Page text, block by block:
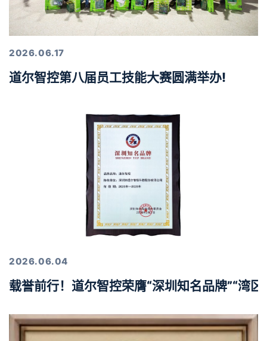
2026.06.17
道尔智控第八届员工技能大赛圆满举办!
2026.06.04
载誉前行！道尔智控荣膺“深圳知名品牌”“湾